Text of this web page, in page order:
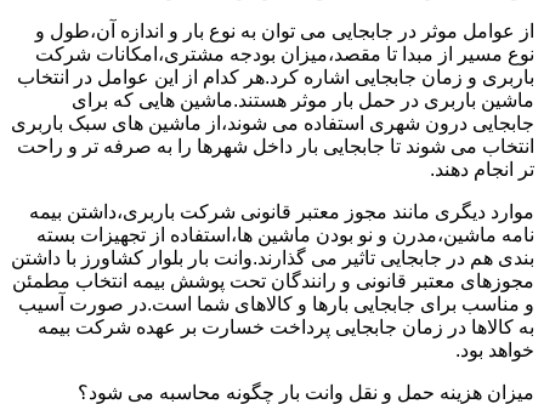
از عوامل موثر در جابجایی می توان به نوع بار و اندازه آن،طول و
نوع مسیر از مبدا تا مقصد،میزان بودجه مشتری،امکانات شرکت
باربری و زمان جابجایی اشاره کرد.هر کدام از این عوامل در انتخاب
ماشین باربری در حمل بار موثر هستند.ماشین هایی که برای
جابجایی درون شهری استفاده می شوند،از ماشین های سبک باربری
انتخاب می شوند تا جابجایی بار داخل شهرها را به صرفه تر و راحت
تر انجام دهند.
موارد دیگری مانند مجوز معتبر قانونی شرکت باربری،داشتن بیمه
نامه ماشین،مدرن و نو بودن ماشین ها،استفاده از تجهیزات بسته
بندی هم در جابجایی تاثیر می گذارند.وانت بار بلوار کشاورز با داشتن
مجوزهای معتبر قانونی و رانندگان تحت پوشش بیمه انتخاب مطمئن
و مناسب برای جابجایی بارها و کالاهای شما است.در صورت آسیب
به کالاها در زمان جابجایی پرداخت خسارت بر عهده شرکت بیمه
خواهد بود.
میزان هزینه حمل و نقل وانت بار چگونه محاسبه می شود؟